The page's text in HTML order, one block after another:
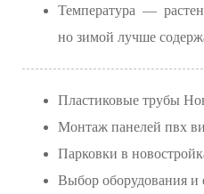
Температура —
но зимой лучше
Пластиковые трубы
Монтаж панелей пвх
Парковки в
Выбор оборудования и